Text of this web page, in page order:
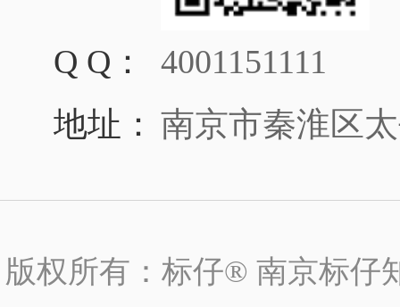
Q Q：
4001151111
地址： 南京市秦淮区
版权所有：标仔® 南京标仔